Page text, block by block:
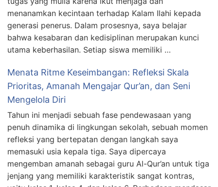
menanamkan kecintaan terhadap Kalam Ilahi kepada
generasi penerus. Dalam prosesnya, saya belajar
bahwa kesabaran dan kedisiplinan merupakan kunci
utama keberhasilan. Setiap siswa memiliki …
Menata Ritme Keseimbangan: Refleksi Skala
Prioritas, Amanah Mengajar Qur’an, dan Seni
Mengelola Diri
Tahun ini menjadi sebuah fase pendewasaan yang
penuh dinamika di lingkungan sekolah, sebuah momen
refleksi yang bertepatan dengan langkah saya
memasuki usia kepala tiga. Saya dipercaya
mengemban amanah sebagai guru Al-Qur’an untuk tiga
jenjang yang memiliki karakteristik sangat kontras,